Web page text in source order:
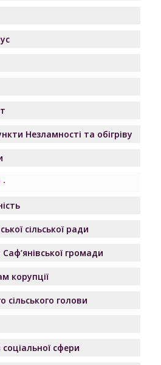
Незламності та обігріву
сільської ради
громади
корупції
сільського голови
сфери